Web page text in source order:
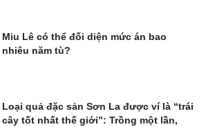
Miu Lê có thể đối diện mức án bao
nhiêu năm tù?
Loại quả đặc sản Sơn La được ví là “trái
cây tốt nhất thế giới”: Trồng một lần,